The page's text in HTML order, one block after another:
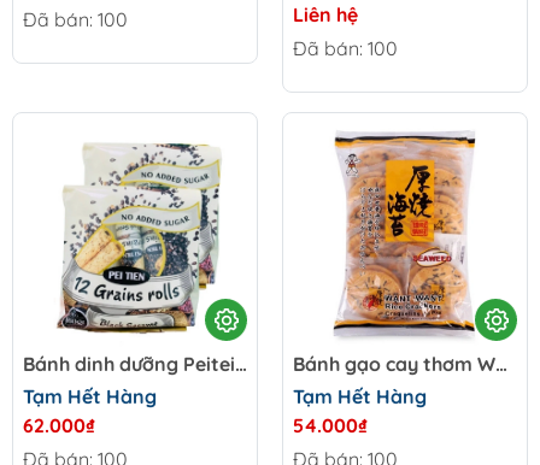
Đã bán: 100
Liên hệ
Đã bán: 100
Bánh dinh dưỡng Peitein 12 loại ngũ cốc ăn kiêng mè đen - Đài Loan gói 160g
Tạm Hết Hàng
62.000₫
Đã bán: 100
Bánh gạo cay thơm Want Want - Đài Loan gói 150g
Tạm Hết Hàng
54.000₫
Đã bán: 100